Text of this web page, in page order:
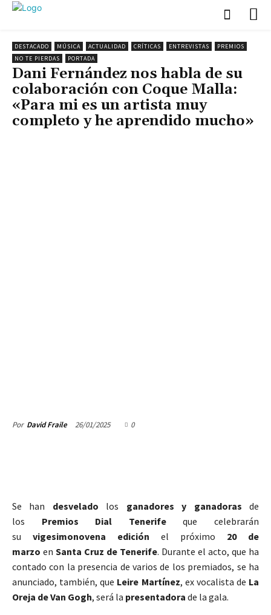
DESTACADO MÚSICA ACTUALIDAD CRÍTICAS ENTREVISTAS
PREMIOS
NO TE PIERDAS
PORTADA
Dani Fernández nos habla de su
colaboración con Coque Malla:
«Para mi es un artista muy
completo y he aprendido mucho»
Por David Fraile 26/01/2025 0
Se han desvelado los ganadores y ganadoras de
los Premios Dial Tenerifeque celebrarán
su vigesimonovena edición el próximo 20 de
marzo en Santa Cruz de Tenerife. Durante el acto, que ha
contado con la presencia de varios de los premiados, se ha
anunciado, también, que Leire Martínez, ex vocalista de La
Oreja de Van Gogh, será la presentadora de la gala.